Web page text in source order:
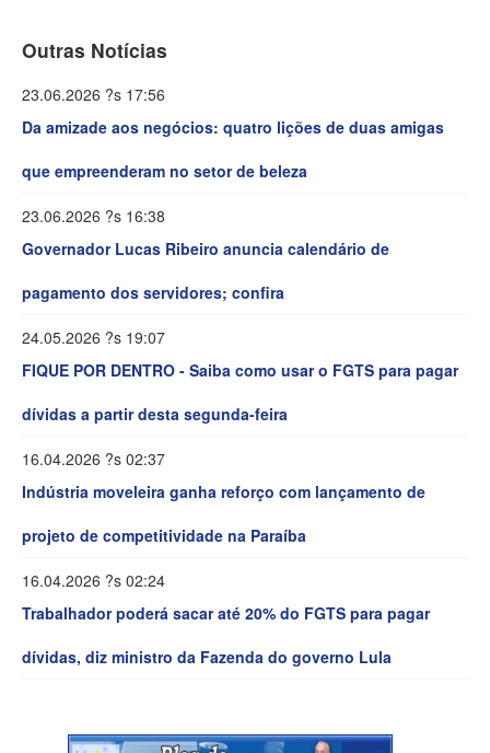
Outras Notícias
23.06.2026 ?s 17:56
Da amizade aos negócios: quatro lições de duas amigas
que empreenderam no setor de beleza
23.06.2026 ?s 16:38
Governador Lucas Ribeiro anuncia calendário de
pagamento dos servidores; confira
24.05.2026 ?s 19:07
FIQUE POR DENTRO - Saiba como usar o FGTS para pagar
dívidas a partir desta segunda-feira
16.04.2026 ?s 02:37
Indústria moveleira ganha reforço com lançamento de
projeto de competitividade na Paraíba
16.04.2026 ?s 02:24
Trabalhador poderá sacar até 20% do FGTS para pagar
dívidas, diz ministro da Fazenda do governo Lula